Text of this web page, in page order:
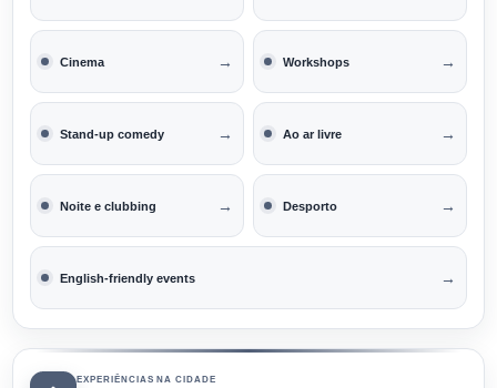
Cinema → Workshops →
Stand-up comedy → Ao ar livre →
Noite e clubbing → Desporto →
English-friendly events →
EXPERIÊNCIAS NA CIDADE